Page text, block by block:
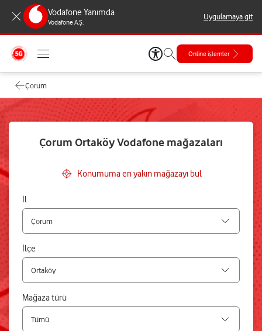
Vodafone Yanımda
Vodafone A.Ş.
Uygulamaya git
Online işlemler
Çorum
Çorum Ortaköy Vodafone mağazaları
Konumuma en yakın mağazayı bul
İl
İlçe
Mağaza türü